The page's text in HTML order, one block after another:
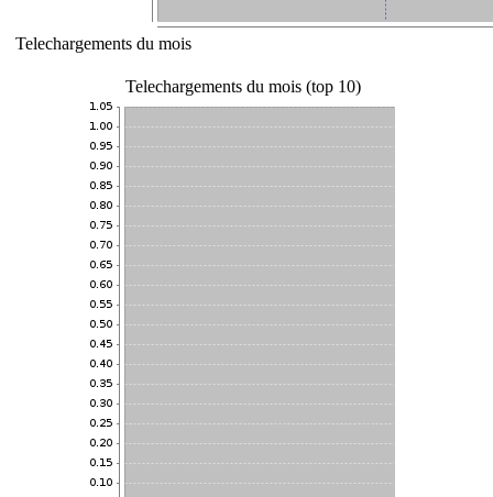
Telechargements du mois
Telechargements du mois (top 10)